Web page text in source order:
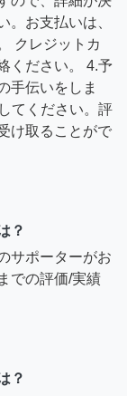
。お支払いは、
クレジットカ
ください。 4.予
手伝いをしま
てください。評
け取ることがで
？
サポーターがお
での評価/実績
？